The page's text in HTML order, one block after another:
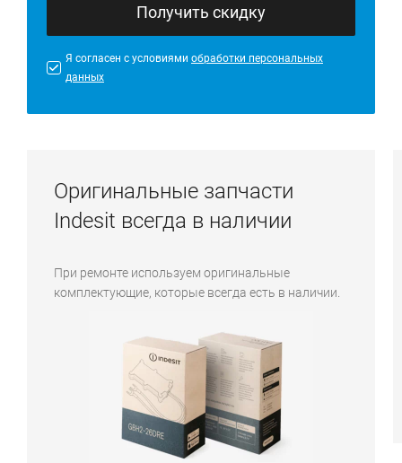
Получить скидку
Я согласен с условиями обработки персональных
данных
Оригинальные запчасти
Indesit всегда в наличии
При ремонте используем оригинальные
комплектующие, которые всегда есть в наличии.